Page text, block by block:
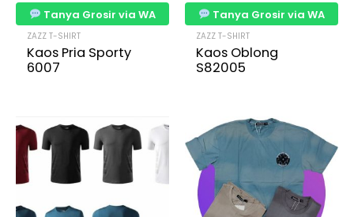
Tanya Grosir via WA
ZAZZ T-SHIRT
Kaos Pria Sporty
6007
Tanya Grosir via WA
ZAZZ T-SHIRT
Kaos Oblong
S82005